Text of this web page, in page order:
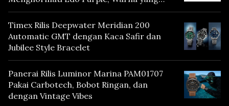
Mencerminkan Warisan Tokyo
Timex Rilis Deepwater Meridian 200
Automatic GMT dengan Kaca Safir dan
Jubilee Style Bracelet
Panerai Rilis Luminor Marina PAM01707
Pakai Carbotech, Bobot Ringan, dan
dengan Vintage Vibes